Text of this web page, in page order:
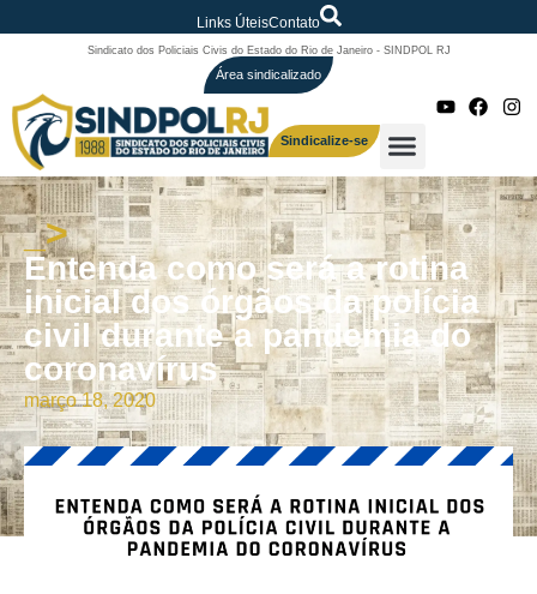
Links ÚteisContato
Sindicato dos Policiais Civis do Estado do Rio de Janeiro - SINDPOL RJ
Área sindicalizado
Sindicalize-se
_>
Entenda como será a rotina
inicial dos órgãos da polícia
civil durante a pandemia do
coronavírus
março 18, 2020